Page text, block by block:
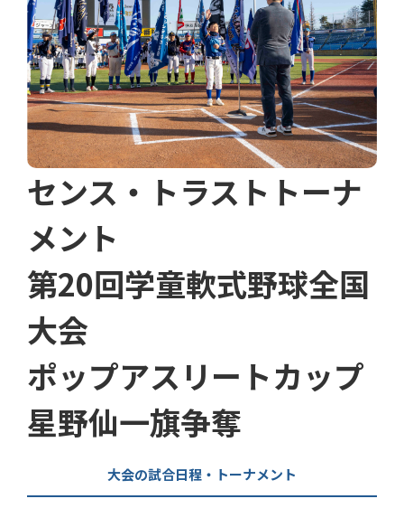
センス・トラストトーナ
メント
第20回学童軟式野球全国
大会
ポップアスリートカップ
星野仙一旗争奪
大会の試合日程・トーナメント